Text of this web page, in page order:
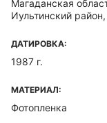
Магаданская
Иультинский
ДАТИРОВКА:
1987 г.
МАТЕРИАЛ:
Фотопленка